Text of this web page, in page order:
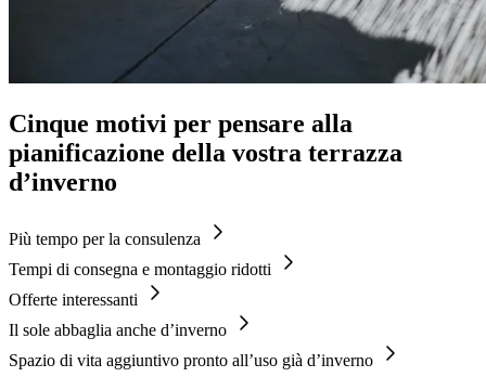
Cinque motivi per pensare alla
pianificazione della vostra terrazza
d’inverno
Più tempo per la consulenza
Tempi di consegna e montaggio ridotti
Offerte interessanti
Il sole abbaglia anche d’inverno
Spazio di vita aggiuntivo pronto all’uso già d’inverno